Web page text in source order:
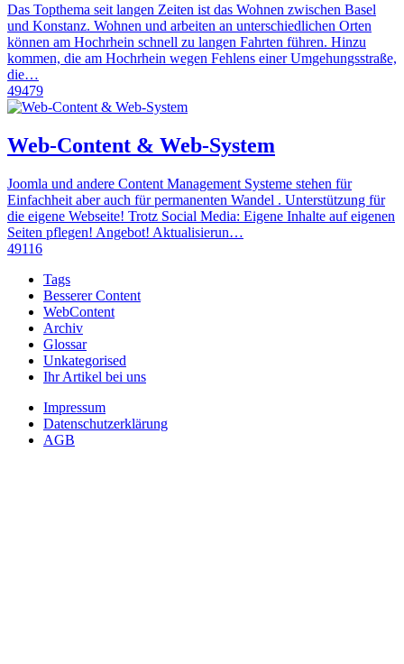
Das Topthema seit langen Zeiten ist das Wohnen zwischen Basel
und Konstanz. Wohnen und arbeiten an unterschiedlichen Orten
können am Hochrhein schnell zu langen Fahrten führen. Hinzu
kommen, die am Hochrhein wegen Fehlens einer Umgehungsstraße,
die…
49479
Web-Content & Web-System
Joomla und andere Content Management Systeme stehen für
Einfachheit aber auch für permanenten Wandel . Unterstützung für
die eigene Webseite! Trotz Social Media: Eigene Inhalte auf eigenen
Seiten pflegen! Angebot! Aktualisierun…
49116
Tags
Besserer Content
WebContent
Archiv
Glossar
Unkategorised
Ihr Artikel bei uns
Impressum
Datenschutzerklärung
AGB